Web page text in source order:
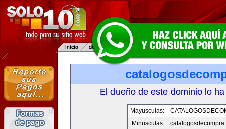
El dueño de este dominio lo
Mayusculas:
Minusculas: